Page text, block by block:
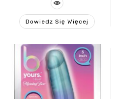
Dowiedz Się Więcej